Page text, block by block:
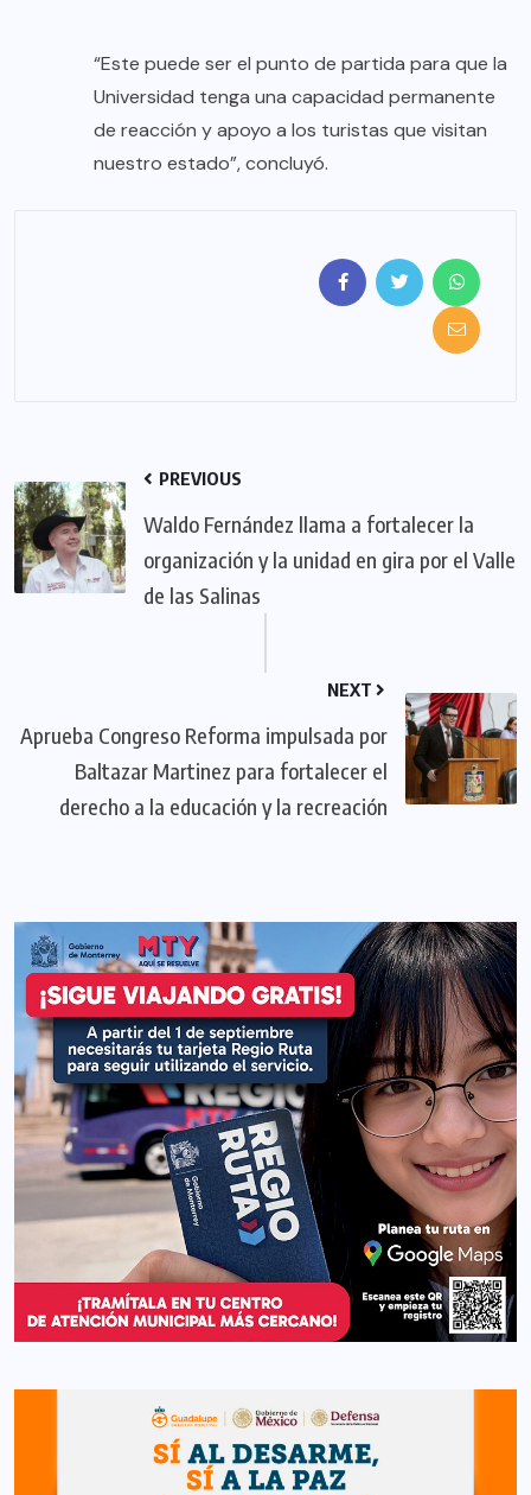
“Este puede ser el punto de partida para que la
Universidad tenga una capacidad permanente
de reacción y apoyo a los turistas que visitan
nuestro estado”, concluyó.
PREVIOUS
Waldo Fernández llama a fortalecer la
organización y la unidad en gira por el Valle
de las Salinas
NEXT
Aprueba Congreso Reforma impulsada por
Baltazar Martinez para fortalecer el
derecho a la educación y la recreación